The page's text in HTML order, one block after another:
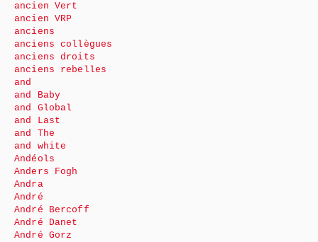
ancien Vert
ancien VRP
anciens
anciens collègues
anciens droits
anciens rebelles
and
and Baby
and Global
and Last
and The
and white
Andéols
Anders Fogh
Andra
André
André Bercoff
André Danet
André Gorz